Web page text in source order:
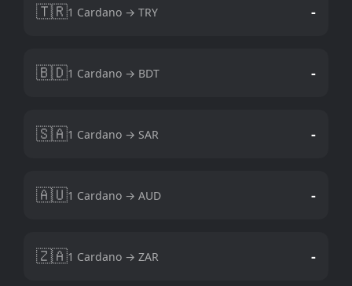
🇹🇷1 Cardano → TRY -
🇧🇩1 Cardano → BDT -
🇸🇦1 Cardano → SAR -
🇦🇺1 Cardano → AUD -
🇿🇦1 Cardano → ZAR -